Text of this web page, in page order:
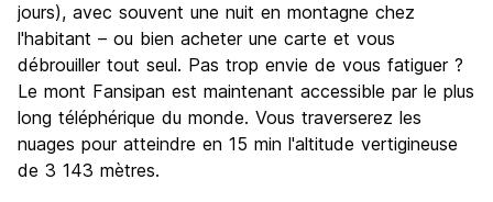
jours), avec souvent une nuit en montagne chez
l'habitant – ou bien acheter une carte et vous
débrouiller tout seul. Pas trop envie de vous fatiguer ?
Le mont Fansipan est maintenant accessible par le plus
long téléphérique du monde. Vous traverserez les
nuages pour atteindre en 15 min l'altitude vertigineuse
de 3 143 mètres.